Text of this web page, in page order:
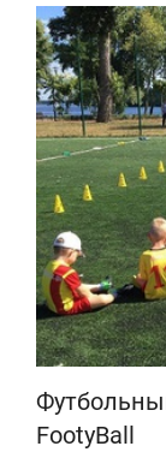
FootyBall